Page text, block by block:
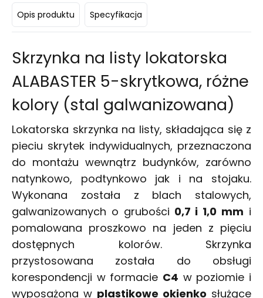
Opis produktu Specyfikacja
Skrzynka na listy lokatorska
ALABASTER 5-skrytkowa, różne
kolory (stal galwanizowana)
Lokatorska skrzynka na listy, składająca się z
pieciu skrytek indywidualnych, przeznaczona
do montażu wewnątrz budynków, zarówno
natynkowo, podtynkowo jak i na stojaku.
Wykonana została z blach stalowych,
galwanizowanych o grubości 0,7 i 1,0 mm i
pomalowana proszkowo na jeden z pięciu
dostępnych kolorów. Skrzynka
przystosowana została do obsługi
korespondencji w formacie C4 w poziomie i
wyposażona w plastikowe okienko służące